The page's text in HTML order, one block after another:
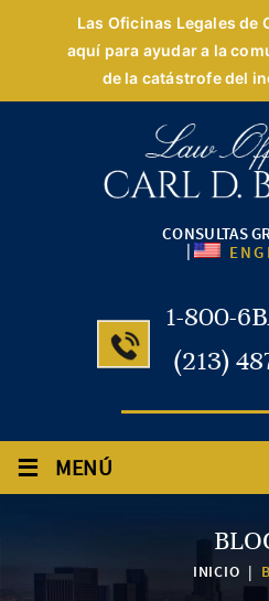
Las Oficinas Legales de
aquí para ayudar a la
de la catástrofe del
CONSULTAS
|
1-800-
(213)
≡ MENÚ
INICIO |